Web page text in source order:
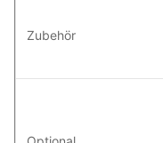
Zubehör